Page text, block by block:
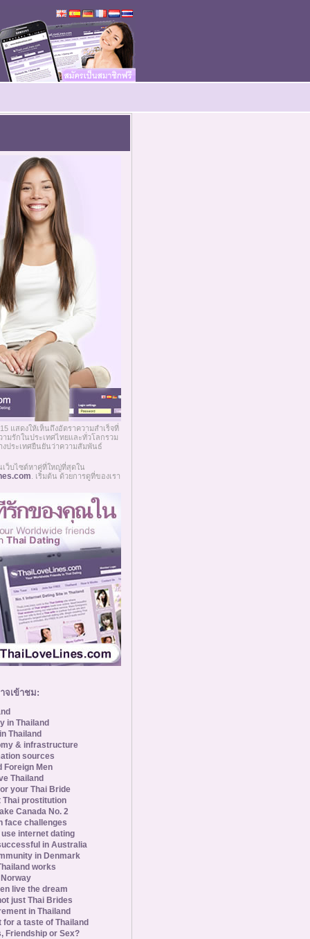
แสดงให้เห็นถึงอัตราความสำเร็จที่
มรักในประเทศไทยและทั่วโลกรวม
งประเทศยืนยันว่าความสัมพันธ์
ว็บไซต์หาคู่ที่ใหญ่ที่สุดใน
. เริ่มต้น ด้วยการดูที่ของเรา
จเข้าชม:
in Thailand
Thailand
& infrastructure
sources
Foreign Men
Thailand
your Thai Bride
Thai prostitution
Canada No. 2
face challenges
internet dating
in Australia
in Denmark
works
live the dream
just Thai Brides
in Thailand
a taste of Thailand
Friendship or Sex?